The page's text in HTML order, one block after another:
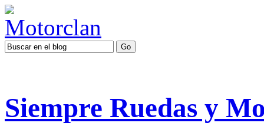
Siempre Ruedas y